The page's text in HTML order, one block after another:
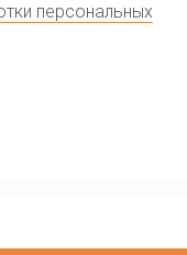
персональных